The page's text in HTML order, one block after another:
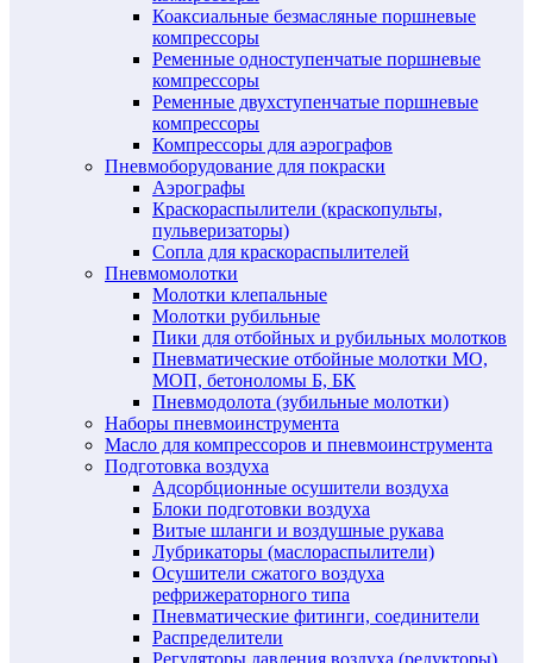
Коаксиальные безмасляные поршневые
компрессоры
Ременные одноступенчатые поршневые
компрессоры
Ременные двухступенчатые поршневые
компрессоры
Компрессоры для аэрографов
Пневмоборудование для покраски
Аэрографы
Краскораспылители (краскопульты,
пульверизаторы)
Сопла для краскораспылителей
Пневмомолотки
Молотки клепальные
Молотки рубильные
Пики для отбойных и рубильных молотков
Пневматические отбойные молотки МО,
МОП, бетоноломы Б, БК
Пневмодолота (зубильные молотки)
Наборы пневмоинструмента
Масло для компрессоров и пневмоинструмента
Подготовка воздуха
Адсорбционные осушители воздуха
Блоки подготовки воздуха
Витые шланги и воздушные рукава
Лубрикаторы (маслораспылители)
Осушители сжатого воздуха
рефрижераторного типа
Пневматические фитинги, соединители
Распределители
Регуляторы давления воздуха (редукторы)